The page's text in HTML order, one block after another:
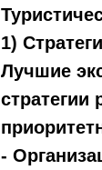
1)
Лучшие
стратегии
-